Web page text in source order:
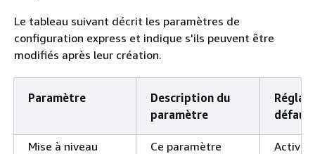
Le tableau suivant décrit les paramètres de
configuration express et indique s'ils peuvent être
modifiés après leur création.
Paramètre
Description du
paramètre
défaut
Mise à niveau
Ce paramètre